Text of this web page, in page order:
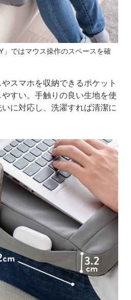
ではマウス操作のスペースを確
スマホを収納できるポケット
すい。手触りの良い生地を使
に対応し、洗濯すれば清潔に